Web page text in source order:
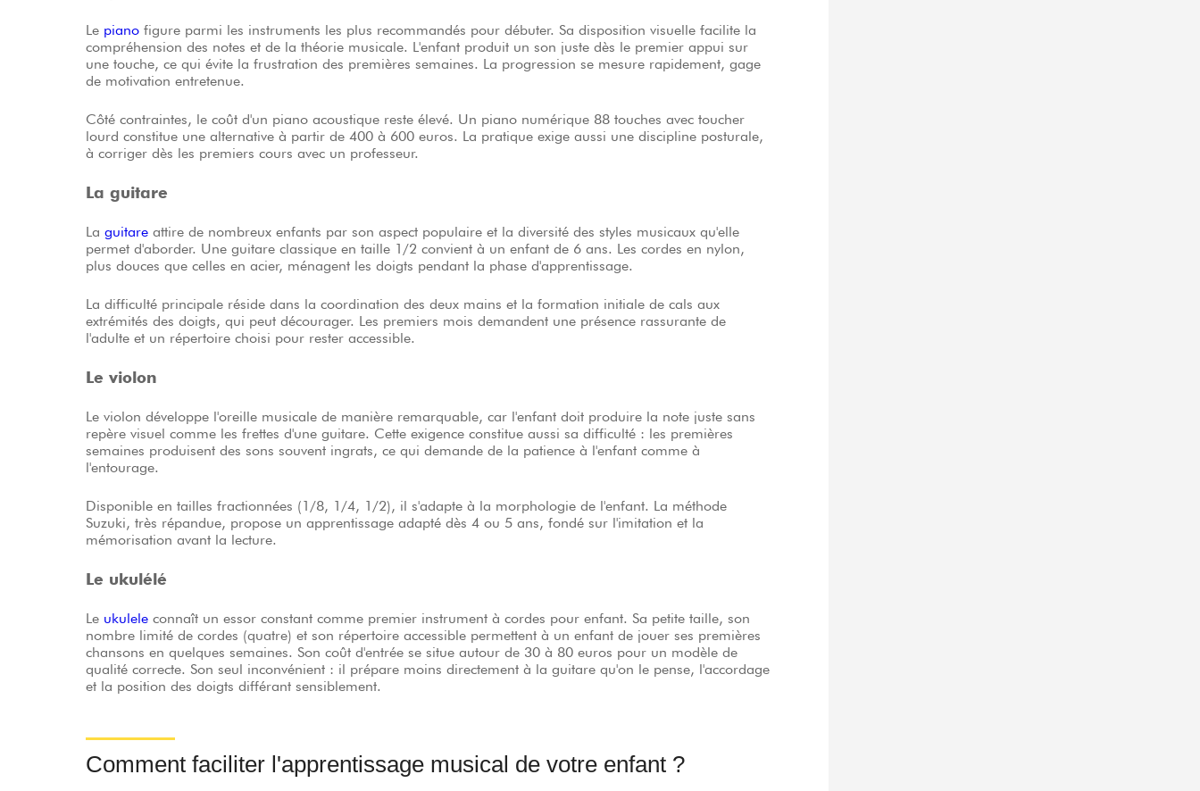
Le piano
figure parmi les instruments les plus recommandés pour débuter. Sa disposition visuelle facilite la
compréhension des notes et de la théorie musicale. L'enfant produit un son juste dès le premier appui sur
une touche, ce qui évite la frustration des premières semaines. La progression se mesure rapidement, gage
de motivation entretenue.
Côté contraintes, le coût d'un piano acoustique reste élevé. Un piano numérique 88 touches avec toucher
lourd constitue une alternative à partir de 400 à 600 euros. La pratique exige aussi une discipline posturale,
à corriger dès les premiers cours avec un professeur.
La guitare
La guitare
attire de nombreux enfants par son aspect populaire et la diversité des styles musicaux qu'elle
permet d'aborder. Une guitare classique en taille 1/2 convient à un enfant de 6 ans. Les cordes en nylon,
plus douces que celles en acier, ménagent les doigts pendant la phase d'apprentissage.
La difficulté principale réside dans la coordination des deux mains et la formation initiale de cals aux
extrémités des doigts, qui peut décourager. Les premiers mois demandent une présence rassurante de
l'adulte et un répertoire choisi pour rester accessible.
Le violon
Le violon développe l'oreille musicale de manière remarquable, car l'enfant doit produire la note juste sans
repère visuel comme les frettes d'une guitare. Cette exigence constitue aussi sa difficulté : les premières
semaines produisent des sons souvent ingrats, ce qui demande de la patience à l'enfant comme à
l'entourage.
Disponible en tailles fractionnées (1/8, 1/4, 1/2), il s'adapte à la morphologie de l'enfant. La méthode
Suzuki, très répandue, propose un apprentissage adapté dès 4 ou 5 ans, fondé sur l'imitation et la
mémorisation avant la lecture.
Le ukulélé
Le ukulele
connaît un essor constant comme premier instrument à cordes pour enfant. Sa petite taille, son
nombre limité de cordes (quatre) et son répertoire accessible permettent à un enfant de jouer ses premières
chansons en quelques semaines. Son coût d'entrée se situe autour de 30 à 80 euros pour un modèle de
qualité correcte. Son seul inconvénient : il prépare moins directement à la guitare qu'on le pense, l'accordage
et la position des doigts différant sensiblement.
Comment faciliter l'apprentissage musical de votre enfant ?